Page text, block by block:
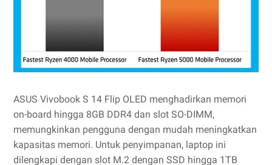
ASUS Vivobook S 14 Flip OLED menghadirkan memori
on-board hingga 8GB DDR4 dan slot SO-DIMM,
memungkinkan pengguna dengan mudah meningkatkan
kapasitas memori. Untuk penyimpanan, laptop ini
dilengkapi dengan slot M.2 dengan SSD hingga 1TB